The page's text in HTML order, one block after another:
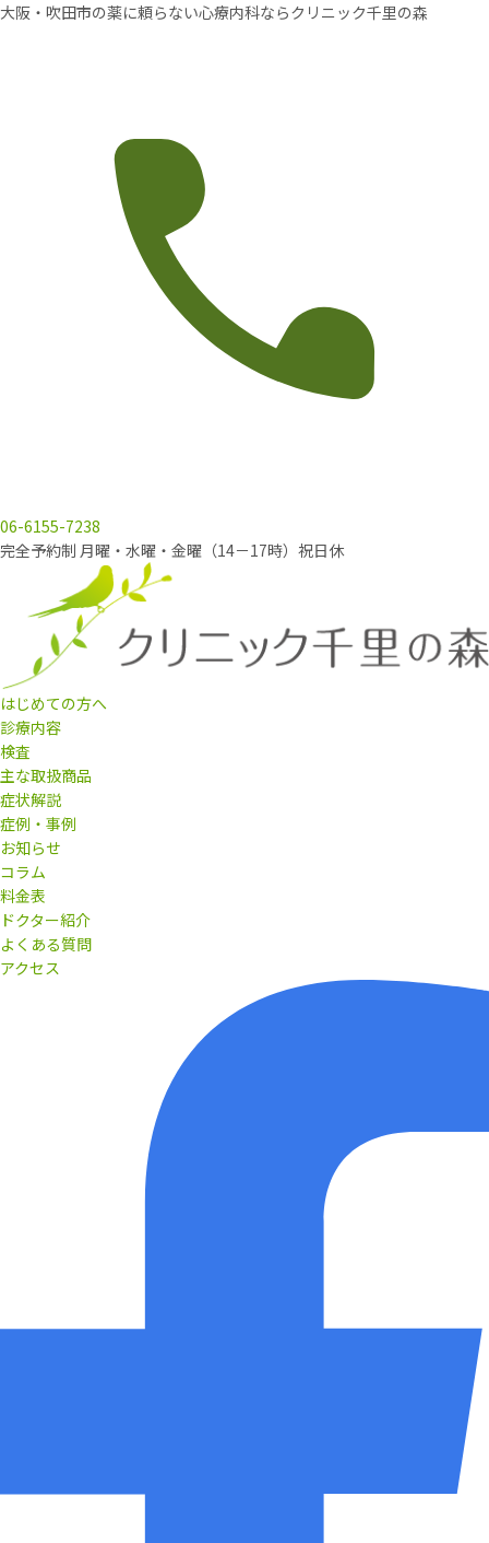
大阪・吹田市の薬に頼らない心療内科ならクリニック千里の森
06-6155-7238
完全予約制 月曜・水曜・金曜（14－17時）祝日休
はじめての方へ
診療内容
検査
主な取扱商品
症状解説
症例・事例
お知らせ
コラム
料金表
ドクター紹介
よくある質問
アクセス